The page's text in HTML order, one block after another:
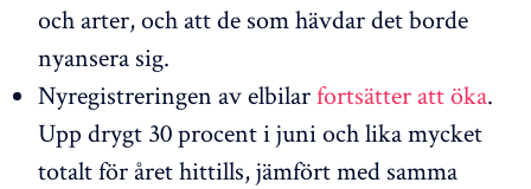
och arter, och att de som hävdar det borde
nyansera sig.
Nyregistreringen av elbilarfortsätter att öka.
Upp drygt 30 procent i juni och lika mycket
totalt för året hittills, jämfört med samma